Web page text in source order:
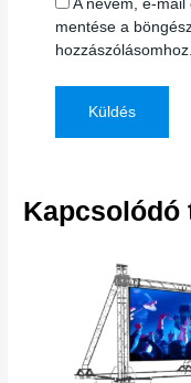
A nevem, e-
mentése a
hozzászólásomhoz.
Kapcsolódó